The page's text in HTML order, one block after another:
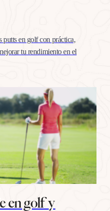
putts en golf con práctica,
tu rendimiento en el
en golf y